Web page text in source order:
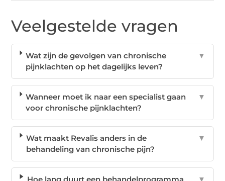
Veelgestelde vragen
Wat zijn de gevolgen van chronische
pijnklachten op het dagelijks leven?
▼
Wanneer moet ik naar een specialist gaan
voor chronische pijnklachten?
▼
Wat maakt Revalis anders in de
behandeling van chronische pijn?
▼